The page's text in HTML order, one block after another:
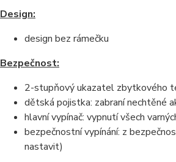
Design:
design bez rámečku
Bezpečnost:
2-stupňový ukazatel zbytkového
dětská pojistka: zabraní nechtěné
hlavní vypínač: vypnutí všech
bezpečnostní vypínání: z
nastavit)